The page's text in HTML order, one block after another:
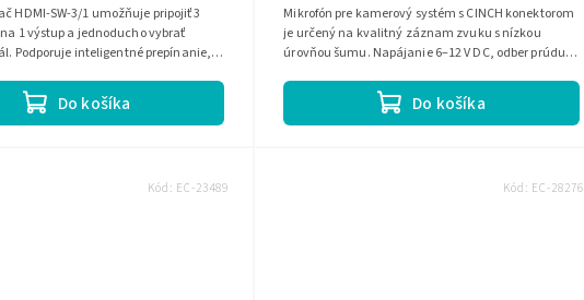
Do košíka
HDMI-SW-3/1 umožňuje pripojiť 3
1 výstup a jednoducho vybrať
Podporuje inteligentné prepínanie,
Do košíka
Mikrofón pre kamerový systém s CINCH konektorom
je určený na kvalitný záznam zvuku s nízkou
úrovňou šumu. Napájanie 6–12 V DC, odber prúdu
Kód: EC-23489 Kód: EC-28276